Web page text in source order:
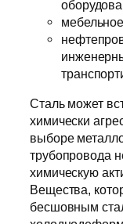
Сталь может
химически
выборе
трубопровода
химическую
Вещества,
бесшовным